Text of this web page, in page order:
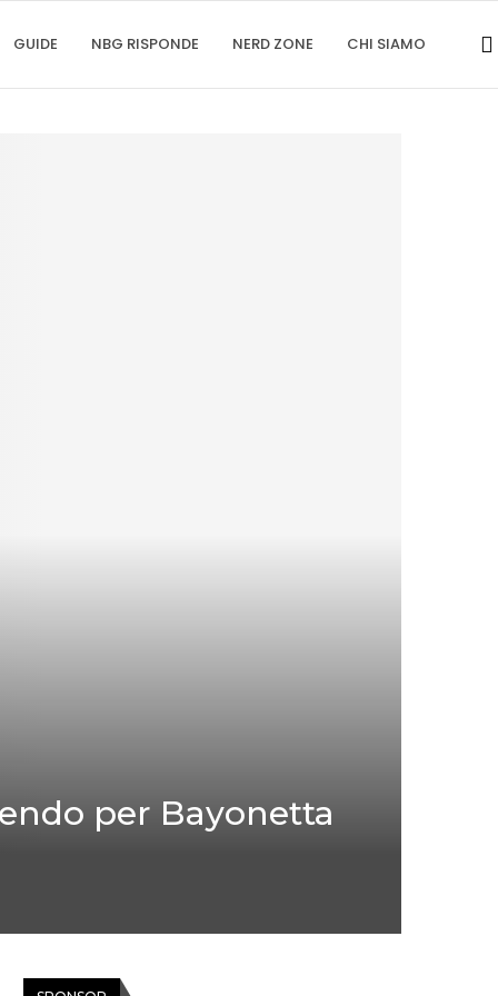
GUIDE NBG RISPONDE NERD ZONE CHI SIAMO
per Bayonetta